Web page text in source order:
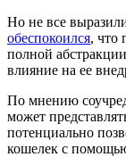
Но не все
обеспокоился, что
полной
влияние на ее
По мнению
может
потенциально
кошелек с